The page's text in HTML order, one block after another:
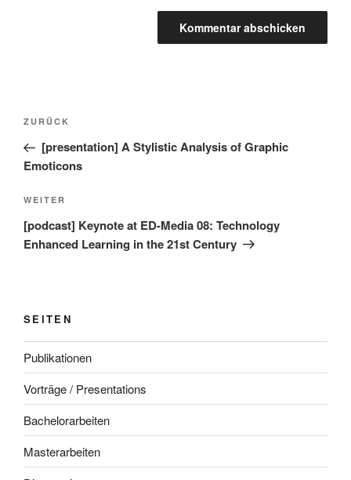
Beitragsnavigation
Vorheriger
Beitrag
ZURÜCK
[presentation] A Stylistic Analysis of Graphic
Emoticons
Nächster
Beitrag
WEITER
[podcast] Keynote at ED-Media 08: Technology
Enhanced Learning in the 21st Century
SEITEN
Publikationen
Vorträge / Presentations
Bachelorarbeiten
Masterarbeiten